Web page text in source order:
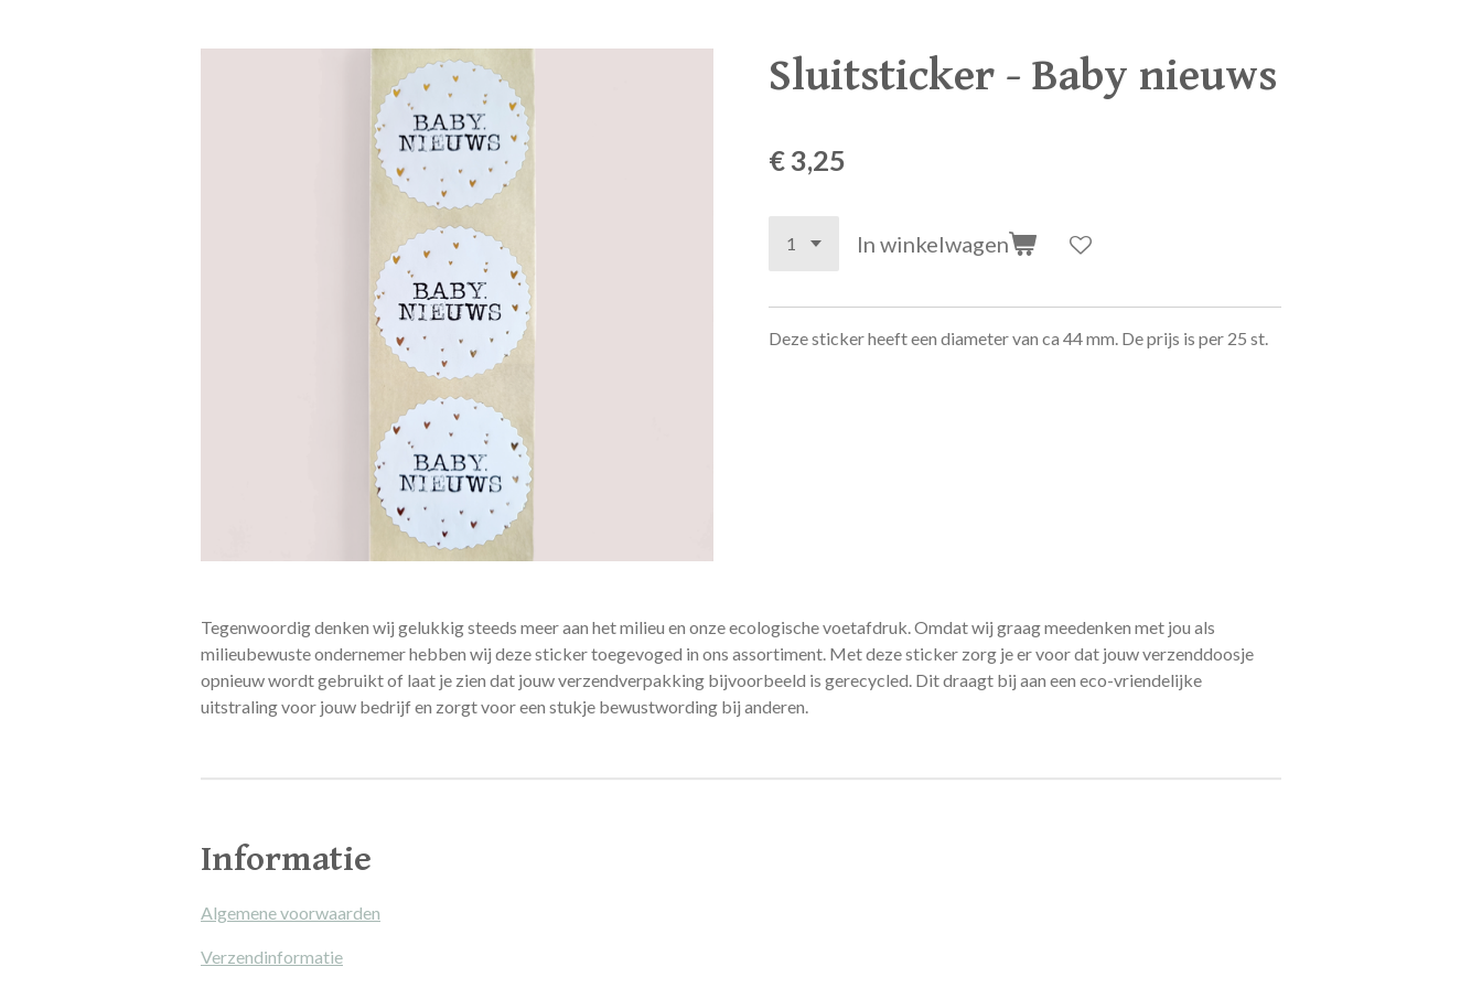
Sluitsticker - Baby nieuws
€ 3,25
In winkelwagen
Deze sticker heeft een diameter van ca 44 mm. De prijs is per 25 st.
Tegenwoordig denken wij gelukkig steeds meer aan het milieu en onze ecologische voetafdruk. Omdat wij graag meedenken met jou als
milieubewuste ondernemer hebben wij deze sticker toegevoged in ons assortiment. Met deze sticker zorg je er voor dat jouw verzenddoosje
opnieuw wordt gebruikt of laat je zien dat jouw verzendverpakking bijvoorbeeld is gerecycled. Dit draagt bij aan een eco-vriendelijke
uitstraling voor jouw bedrijf en zorgt voor een stukje bewustwording bij anderen.
Informatie
Algemene voorwaarden
Verzendinformatie